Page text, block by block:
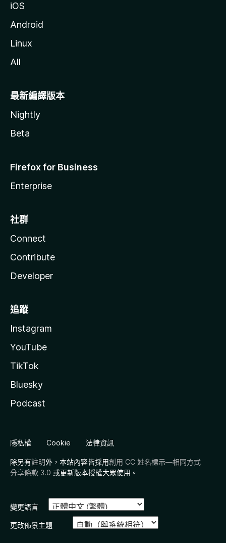
iOS
Android
Linux
All
最新編譯版本
Nightly
Beta
Firefox for Business
Enterprise
社群
Connect
Contribute
Developer
追蹤
Instagram
YouTube
TikTok
Bluesky
Podcast
隱私權 Cookie 法律資訊
除另有註明外，本站內容皆採用創用 CC 姓名標示—相同方式
分享條款 3.0 或更新版本授權大眾使用。
變更語言
更改佈景主題